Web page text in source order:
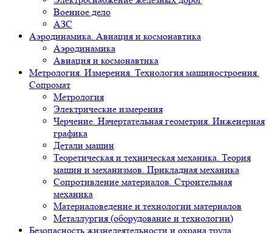
Военное дело
АЗС
Аэродинамика. Авиация и космонавтика
Аэродинамика
Авиация и космонавтика
Метрология. Измерения. Технология машиностроения.
Сопромат
Метрология
Электрические измерения
Черчение. Начертательная геометрия. Инженерная
графика
Детали машин
Теоретическая и техническая механика. Теория
машин и механизмов. Прикладная механика
Сопротивление материалов. Строительная
механика
Материаловедение и технологии материалов
Металлургия (оборудование и технологии)
Безопасность жизнедеятельности и охрана труда